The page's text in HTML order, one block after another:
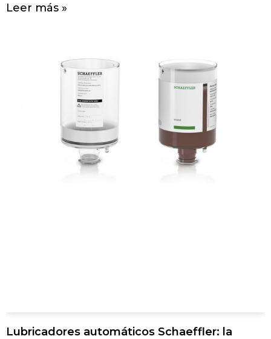
Leer más »
Lubricadores automáticos Schaeffler: la